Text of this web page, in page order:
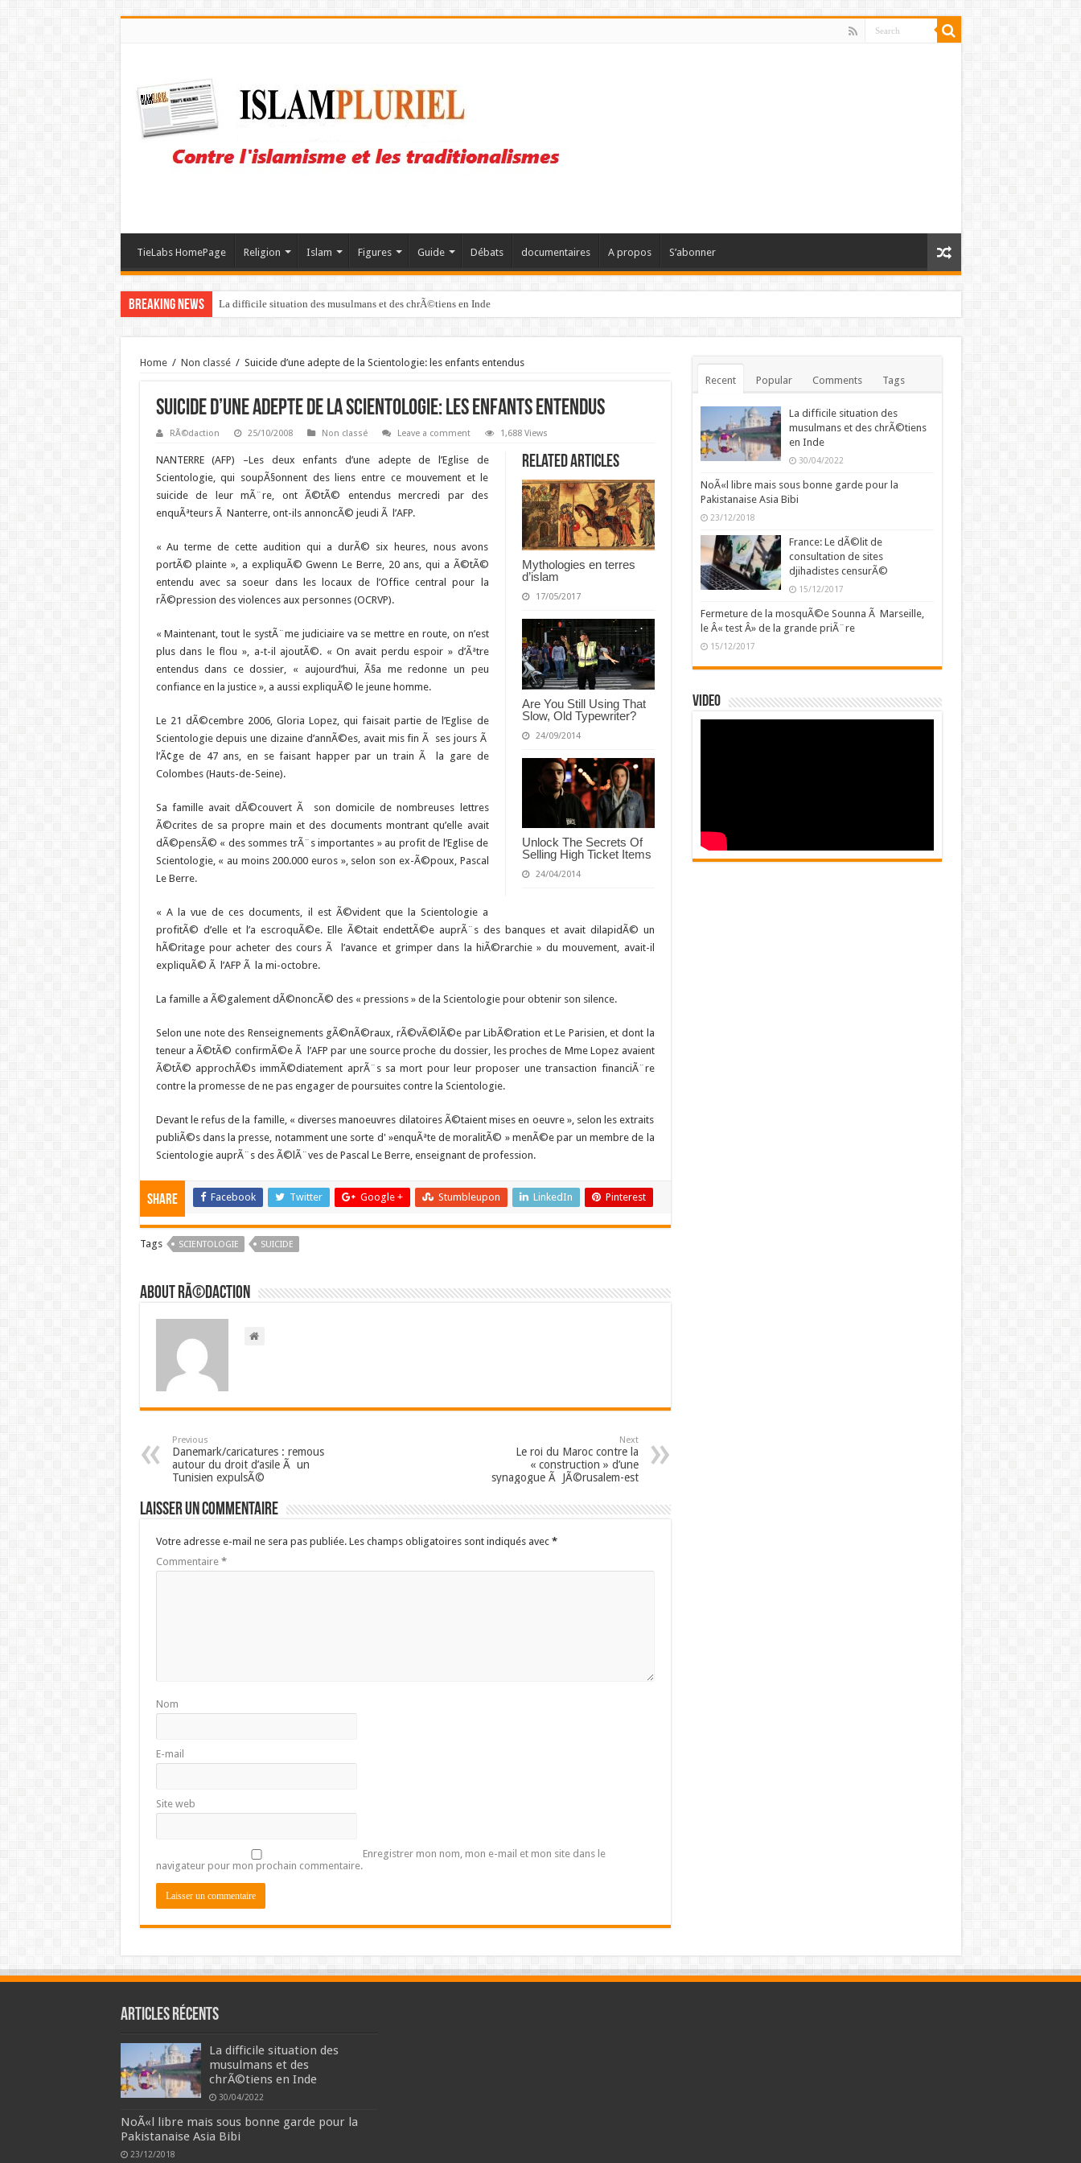
TieLabs HomePage Religion Islam Figures Guide Débats documentaires A propos S’abonner
Breaking News La difficile situation des musulmans et des chrÃ©tiens en Inde
Home / Non classé / Suicide d’une adepte de la Scientologie: les enfants entendus
Suicide d’une adepte de la Scientologie: les enfants entendus
RÃ©daction 25/10/2008 Non classé Leave a comment 1,688 Views
Related Articles
Mythologies en terres
d’islam
17/05/2017
Are You Still Using That
Slow, Old Typewriter?
24/09/2014
Unlock The Secrets Of
Selling High Ticket Items
24/04/2014
NANTERRE (AFP) –Les deux enfants d’une adepte de l’Eglise de
Scientologie, qui soupÃ§onnent des liens entre ce mouvement et le
suicide de leur mÃ¨re, ont Ã©tÃ© entendus mercredi par des
enquÃªteurs Ã Nanterre, ont-ils annoncÃ© jeudi Ã l’AFP.
« Au terme de cette audition qui a durÃ© six heures, nous avons
portÃ© plainte », a expliquÃ© Gwenn Le Berre, 20 ans, qui a Ã©tÃ©
entendu avec sa soeur dans les locaux de l’Office central pour la
rÃ©pression des violences aux personnes (OCRVP).
« Maintenant, tout le systÃ¨me judiciaire va se mettre en route, on n’est
plus dans le flou », a-t-il ajoutÃ©. « On avait perdu espoir » d’Ãªtre
entendus dans ce dossier, « aujourd’hui, Ã§a me redonne un peu
confiance en la justice », a aussi expliquÃ© le jeune homme.
Le 21 dÃ©cembre 2006, Gloria Lopez, qui faisait partie de l’Eglise de
Scientologie depuis une dizaine d’annÃ©es, avait mis fin Ã ses jours Ã
l’Ã¢ge de 47 ans, en se faisant happer par un train Ã la gare de
Colombes (Hauts-de-Seine).
Sa famille avait dÃ©couvert Ã son domicile de nombreuses lettres
Ã©crites de sa propre main et des documents montrant qu’elle avait
dÃ©pensÃ© « des sommes trÃ¨s importantes » au profit de l’Eglise de
Scientologie, « au moins 200.000 euros », selon son ex-Ã©poux, Pascal
Le Berre.
« A la vue de ces documents, il est Ã©vident que la Scientologie a
profitÃ© d’elle et l’a escroquÃ©e. Elle Ã©tait endettÃ©e auprÃ¨s des banques et avait dilapidÃ© un
hÃ©ritage pour acheter des cours Ã l’avance et grimper dans la hiÃ©rarchie » du mouvement, avait-il
expliquÃ© Ã l’AFP Ã la mi-octobre.
La famille a Ã©galement dÃ©noncÃ© des « pressions » de la Scientologie pour obtenir son silence.
Selon une note des Renseignements gÃ©nÃ©raux, rÃ©vÃ©lÃ©e par LibÃ©ration et Le Parisien, et dont la
teneur a Ã©tÃ© confirmÃ©e Ã l’AFP par une source proche du dossier, les proches de Mme Lopez avaient
Ã©tÃ© approchÃ©s immÃ©diatement aprÃ¨s sa mort pour leur proposer une transaction financiÃ¨re
contre la promesse de ne pas engager de poursuites contre la Scientologie.
Devant le refus de la famille, « diverses manoeuvres dilatoires Ã©taient mises en oeuvre », selon les extraits
publiÃ©s dans la presse, notamment une sorte d' »enquÃªte de moralitÃ© » menÃ©e par un membre de la
Scientologie auprÃ¨s des Ã©lÃ¨ves de Pascal Le Berre, enseignant de profession.
Share Facebook Twitter Google + Stumbleupon LinkedIn Pinterest
Tags SCIENTOLOGIE SUICIDE
About RÃ©daction
Previous
Danemark/caricatures : remous
autour du droit d’asile Ã un
Tunisien expulsÃ©
Next
Le roi du Maroc contre la
« construction » d’une
synagogue Ã JÃ©rusalem-est
Laisser un commentaire
Votre adresse e-mail ne sera pas publiée. Les champs obligatoires sont indiqués avec *
Commentaire *
Nom
E-mail
Site web
Enregistrer mon nom, mon e-mail et mon site dans le
navigateur pour mon prochain commentaire.
Recent Popular Comments Tags
La difficile situation des
musulmans et des chrÃ©tiens
en Inde
30/04/2022
NoÃ«l libre mais sous bonne garde pour la
Pakistanaise Asia Bibi
23/12/2018
France: Le dÃ©lit de
consultation de sites
djihadistes censurÃ©
15/12/2017
Fermeture de la mosquÃ©e Sounna Ã Marseille,
le Â« test Â» de la grande priÃ¨re
15/12/2017
Video
Articles récents
La difficile situation des
musulmans et des
chrÃ©tiens en Inde
30/04/2022
NoÃ«l libre mais sous bonne garde pour la
Pakistanaise Asia Bibi
23/12/2018